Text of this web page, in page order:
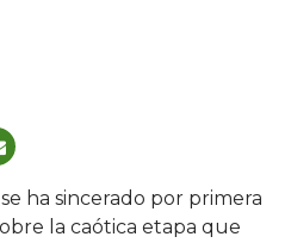
ha sincerado por primera
la caótica etapa que